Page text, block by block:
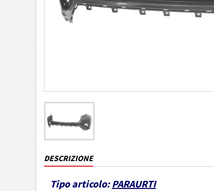
DESCRIZIONE
Tipo articolo: PARAURTI